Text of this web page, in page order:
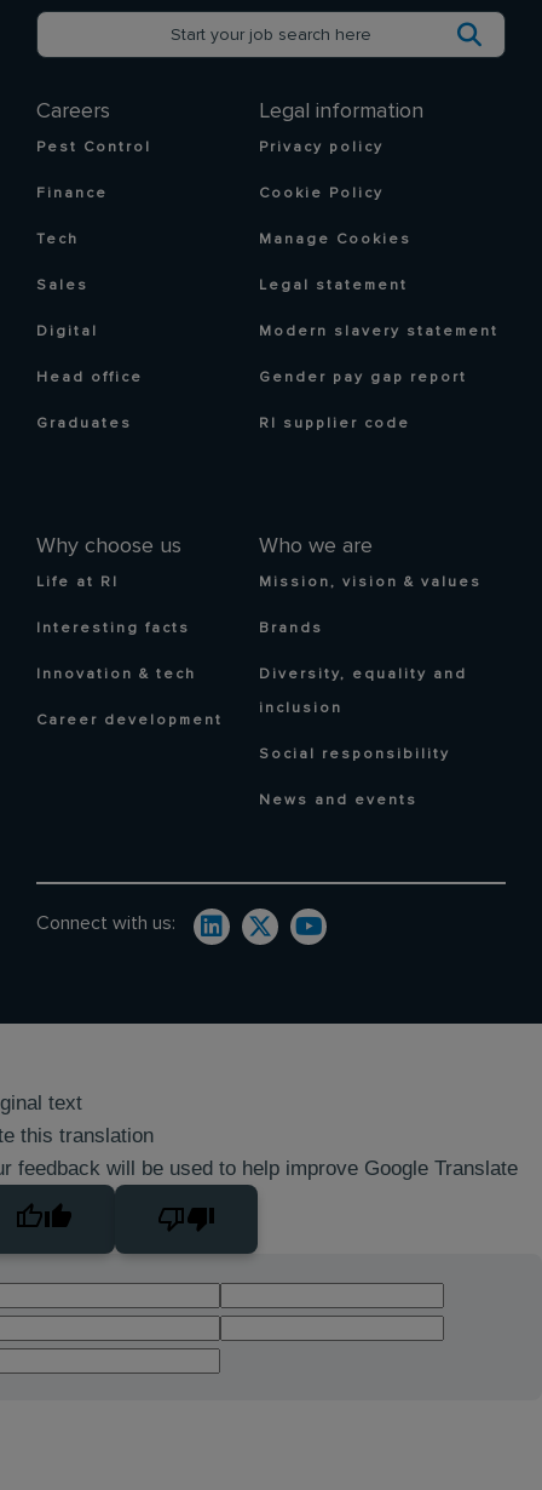
Careers
Pest Control
Finance
Tech
Sales
Digital
Head office
Graduates
Why choose us
Life at RI
Interesting facts
Innovation & tech
Career development
Who we are
Mission, vision & values
Brands
Diversity, equality and
inclusion
Social responsibility
News and events
Legal information
Privacy policy
Cookie Policy
Manage Cookies
Legal statement
Modern slavery statement
Gender pay gap report
RI supplier code
Connect with us:
text
this translation
feedback will be used to help improve Google Translate